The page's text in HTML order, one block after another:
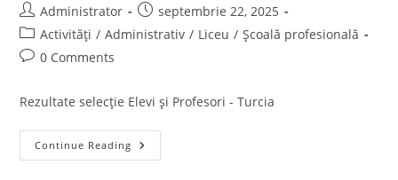
Post
author:
Administrator
Post
published:
septembrie 22, 2025
Post
category:
Activități / Administrativ / Liceu / Școală profesională
Post0 Comments
Rezultate selecție Elevi și Profesori - Turcia
Continue Reading REZULTATE
SELECȚIE